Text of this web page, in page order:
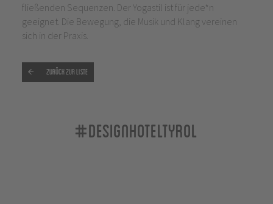
fließenden Sequenzen. Der Yogastil ist für jede*n
geeignet. Die Bewegung, die Musik und Klang vereinen
sich in der Praxis.
Zurück zur Liste
#designhoteltyrol